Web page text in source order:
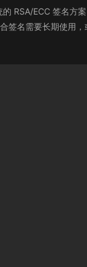
RSA/ECC 签名方
名需要长期使用，